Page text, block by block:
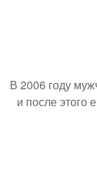
В 2006 году
и после этого